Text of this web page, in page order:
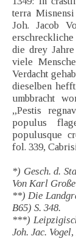
terra
Joh. Jacob
die drey
viele
Verdacht
dieselben
umbbracht
„Pestis
populus
populusque
fol. 339,
*) Gesch. d.
Von Karl
**) Die
B65) S. 348.
***)
Joh. Jac.